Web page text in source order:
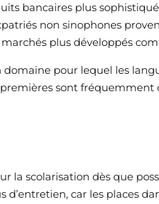
bancaires plus
non sinophones
plus développés
pour lequel les
sont fréquemment
la scolarisation dès que
car les places